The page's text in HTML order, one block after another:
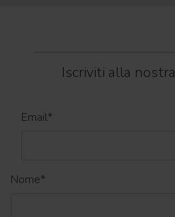
Iscriviti alla nostra
Email*
Nome*